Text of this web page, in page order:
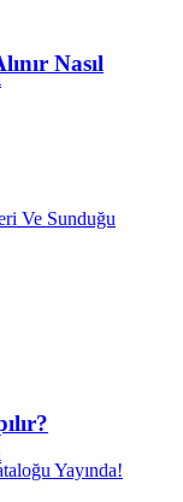
Nasıl